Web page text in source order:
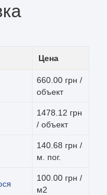
Цена
660.00 грн /
объект
1478.12 грн
/ объект
140.68 грн /
м. пог.
100.00 грн /
м2